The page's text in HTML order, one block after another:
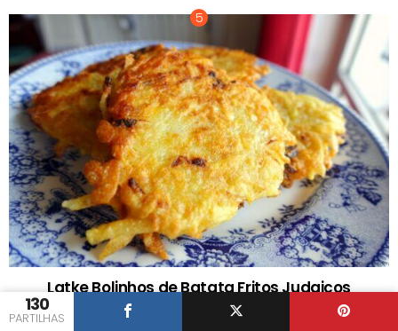
130
PARTILHAS
Latke Bolinhos de Batata Fritos Judaicos